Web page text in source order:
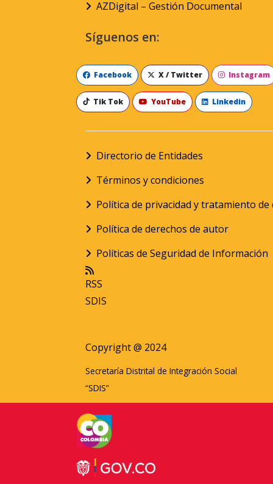
AZDigital – Gestión Documental
Síguenos en:
Facebook X / Twitter Instagram
Tik Tok YouTube Linkedin
Directorio de Entidades
Términos y condiciones
Política de privacidad y tratamiento
Política de derechos de autor
Políticas de Seguridad de Información
RSS
SDIS
Copyright @ 2024
Secretaría Distrital de Integración Social
“SDIS”